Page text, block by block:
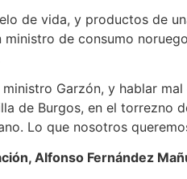
de vida, y productos de
ministro de consumo
Garzón, y hablar
de Burgos, en el torrezno
Lo que nosotros
Alfonso Fernández